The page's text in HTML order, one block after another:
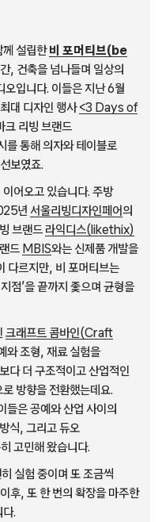
께 설립한비 포머티브(be
, 건축을 넘나들며 일상의
오입니다. 이들은 지난 6월
대 디자인 행사<3 Days of
크 리빙 브랜드
를 통해 의자와 테이블로
보였죠.
어오고 있습니다. 주방
년 서울리빙디자인페어의
브랜드 라익디스(likethix)
드 MBIS와는 신제품 개발을
다르지만, 비 포머티브는
점’을 끝까지 좇으며 균형을
크래프트 콤바인(Craft
와 조형, 재료 실험을
다 더 구조적이고 산업적인
방향을 전환했는데요.
은 공예와 산업 사이의
식, 그리고 듀오
고민해 왔습니다.
실험 중이며 또 조금씩
후, 또 한 번의 확장을 마주한
.